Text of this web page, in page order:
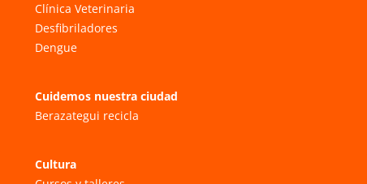
Clínica Veterinaria
Desfibriladores
Dengue
Cuidemos nuestra ciudad
Berazategui recicla
Cultura